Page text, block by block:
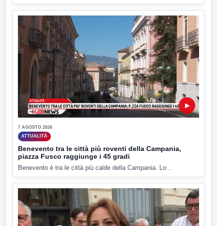
▶
7 AGOSTO 2026
ATTUALITÀ
Benevento tra le città più roventi della Campania,
piazza Fusco raggiunge i 45 gradi
Benevento è tra le città più calde della Campania. Lo...